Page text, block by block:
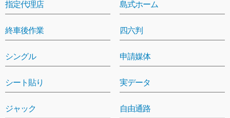
指定代理店 島式ホーム
終車後作業 四六判
シングル 申請媒体
シート貼り 実データ
ジャック 自由通路